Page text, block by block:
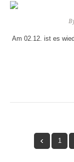
Am 02.12. ist es
1